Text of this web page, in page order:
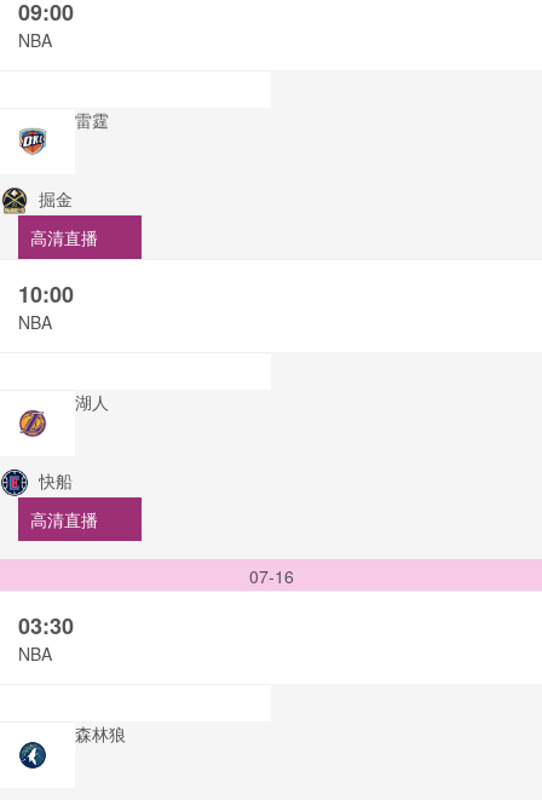
09:00
NBA
雷霆
掘金
高清直播
10:00
NBA
湖人
快船
高清直播
07-16
03:30
NBA
森林狼